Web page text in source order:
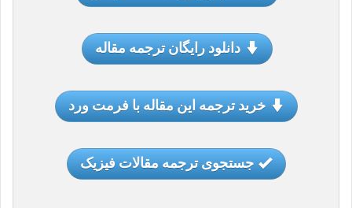
دانلود رایگان ترجمه مقاله
خرید ترجمه این مقاله با فرمت ورد
جستجوی ترجمه مقالات فیزیک